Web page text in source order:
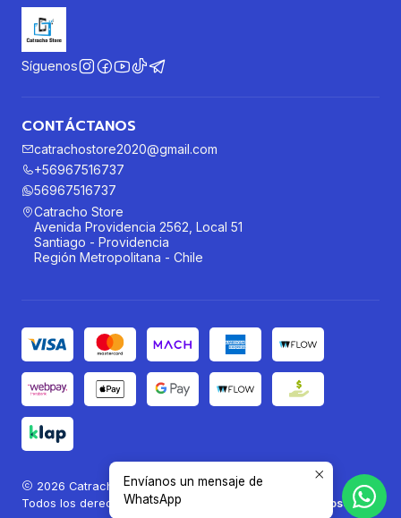
Síguenos
CONTÁCTANOS
catrachostore2020@gmail.com
+56967516737
56967516737
Catracho Store
Avenida Providencia 2562, Local 51
Santiago - Providencia
Región Metropolitana - Chile
2026 Catracho Store®.
Todos los derechos reservados.
Desarrollado por Jumpseller.
Envíanos un mensaje de
WhatsApp